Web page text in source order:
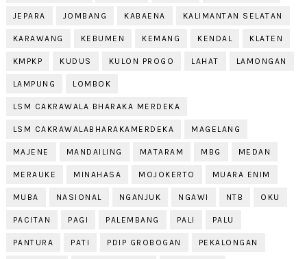
JEPARA JOMBANG KABAENA KALIMANTAN SELATAN
KARAWANG KEBUMEN KEMANG KENDAL KLATEN
KMPKP KUDUS KULON PROGO LAHAT LAMONGAN
LAMPUNG LOMBOK
LSM CAKRAWALA BHARAKA MERDEKA
LSM CAKRAWALABHARAKAMERDEKA MAGELANG
MAJENE MANDAILING MATARAM MBG MEDAN
MERAUKE MINAHASA MOJOKERTO MUARA ENIM
MUBA NASIONAL NGANJUK NGAWI NTB OKU
PACITAN PAGI PALEMBANG PALI PALU
PANTURA PATI PDIP GROBOGAN PEKALONGAN